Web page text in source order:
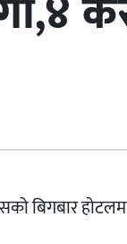
बिगबार